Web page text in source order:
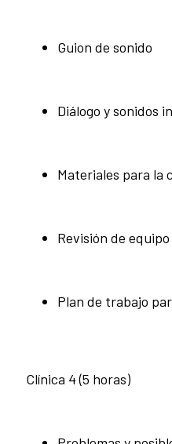
Guion de sonido
Diálogo y sonidos
Materiales para la
Revisión de
Plan de trabajo
Clínica 4 (5 horas)